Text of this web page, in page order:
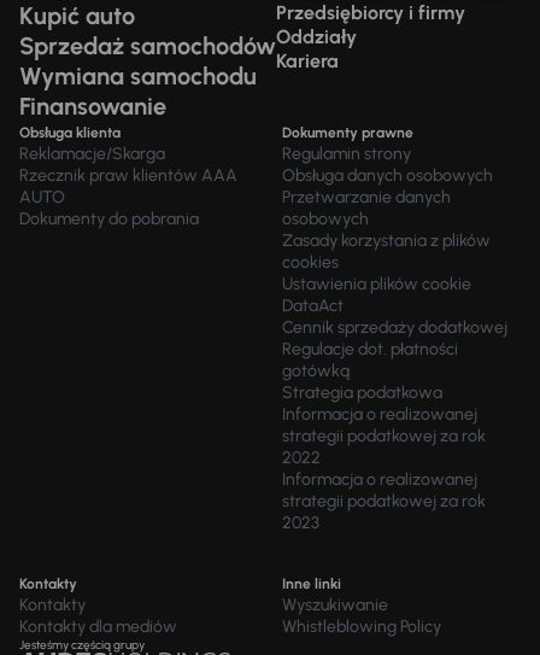
Kupić auto
Sprzedaż samochodów
Wymiana samochodu
Finansowanie
Przedsiębiorcy i firmy
Oddziały
Kariera
Obsługa klienta
Reklamacje/Skarga
Rzecznik praw klientów AAA
AUTO
Dokumenty do pobrania
Dokumenty prawne
Regulamin strony
Obsługa danych osobowych
Przetwarzanie danych
osobowych
Zasady korzystania z plików
cookies
Ustawienia plików cookie
DataAct
Cennik sprzedaży dodatkowej
Regulacje dot. płatności
gotówką
Strategia podatkowa
Informacja o realizowanej
strategii podatkowej za rok
2022
Informacja o realizowanej
strategii podatkowej za rok
2023
Kontakty
Kontakty
Kontakty dla mediów
Inne linki
Wyszukiwanie
Whistleblowing Policy
Jesteśmy częścią grupy